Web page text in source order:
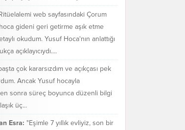
web sayfasındaki Çorum
gideni geri getirme aşık etme
okudum. Yusuf Hoca'nın anlattığı
açıklayıcıydı....
çok kararsızdım ve açıkçası pek
Ancak Yusuf hocayla
sonra süreç boyunca düzenli bilgi
üç...
Esra: "Eşimle 7 yıllık evliyiz, son bir